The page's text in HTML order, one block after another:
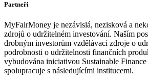
Partneři
MyFairMoney je nezávislá, nezisková a
zdrojů o udržitelném investování. Naším
drobným investorům vzdělávací zdroje o
podrobnosti o udržitelnosti finančních
vybudována iniciativou Sustainable
spolupracuje s následujícími institucemi.